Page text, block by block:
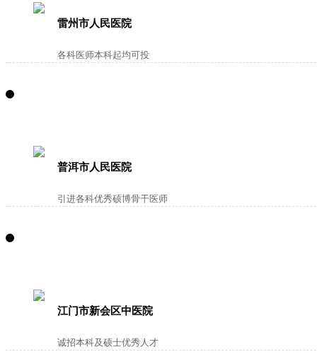
雷州市人民医院
各科医师本科起均可投
普洱市人民医院
引进各科优秀硕博骨干医师
江门市新会区中医院
诚招本科及硕士优秀人才